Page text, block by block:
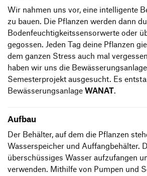
Wir nahmen uns vor, eine intelligente
zu bauen. Die Pflanzen werden dann
Bodenfeuchtigkeitssensorwerte oder
gegossen. Jeden Tag deine Pflanzen
dem ganzen Stress auch mal
haben wir uns die
Semesterprojekt ausgesucht. Es
Bewässerungsanlage WANAT.
Aufbau
Der Behälter, auf dem die Pflanzen
Wasserspeicher und Auffangbehälter.
überschüssiges Wasser aufzufangen
verwenden. Mithilfe von Pumpen und